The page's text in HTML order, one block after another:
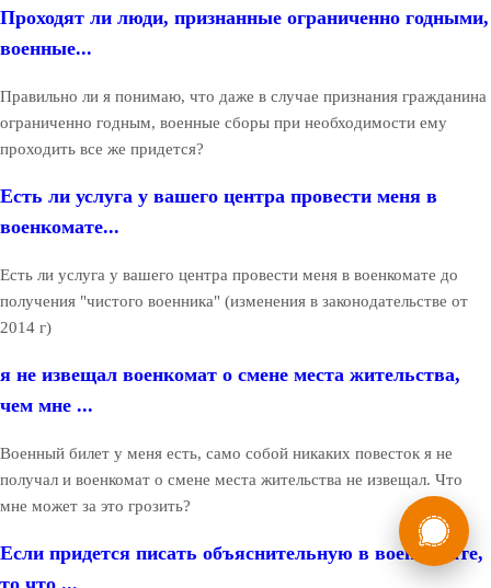
Проходят ли люди, признанные ограниченно годными,
военные...
Правильно ли я понимаю, что даже в случае признания гражданина
ограниченно годным, военные сборы при необходимости ему
проходить все же придется?
Есть ли услуга у вашего центра провести меня в
военкомате...
Есть ли услуга у вашего центра провести меня в военкомате до
получения "чистого военника" (изменения в законодательстве от
2014 г)
я не извещал военкомат о смене места жительства,
чем мне ...
Военный билет у меня есть, само собой никаких повесток я не
получал и военкомат о смене места жительства не извещал. Что
мне может за это грозить?
Если придется писать объяснительную в военкомате,
Мы в России
консультация
8 (800) 775-35-89